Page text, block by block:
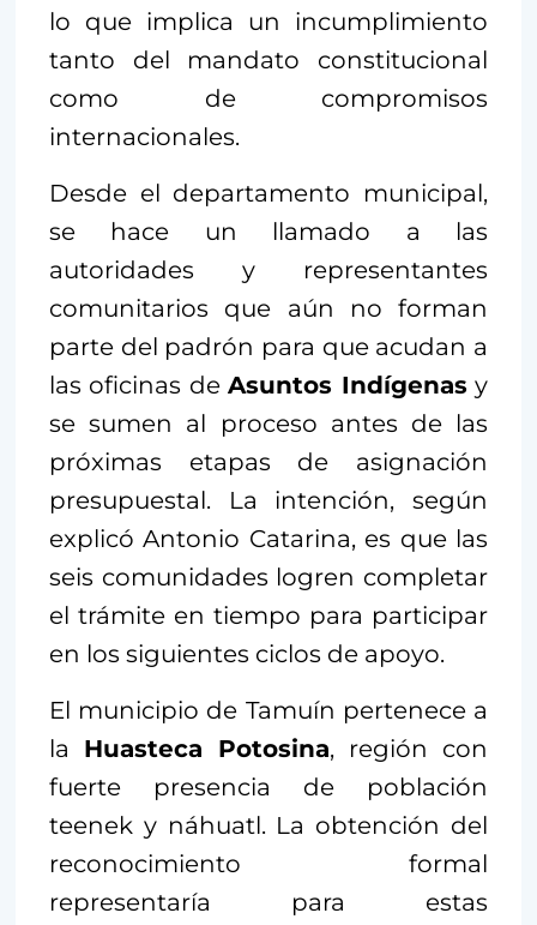
lo que implica un incumplimiento
tanto del mandato constitucional
como de compromisos
internacionales.
Desde el departamento municipal,
se hace un llamado a las
autoridades y representantes
comunitarios que aún no forman
parte del padrón para que acudan a
las oficinas deAsuntos Indígenas y
se sumen al proceso antes de las
próximas etapas de asignación
presupuestal. La intención, según
explicó Antonio Catarina, es que las
seis comunidades logren completar
el trámite en tiempo para participar
en los siguientes ciclos de apoyo.
El municipio de Tamuín pertenece a
la Huasteca Potosina, región con
fuerte presencia de población
teenek y náhuatl. La obtención del
reconocimiento formal
representaría para estas